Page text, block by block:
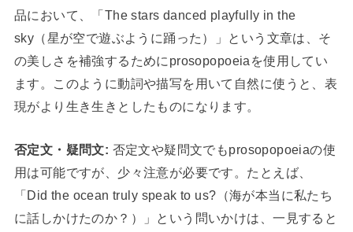
品において、「The stars danced playfully in the
sky（星が空で遊ぶように踊った）」という文章は、そ
の美しさを補強するためにprosopopoeiaを使用してい
ます。このように動詞や描写を用いて自然に使うと、表
現がより生き生きとしたものになります。
否定文・疑問文: 否定文や疑問文でもprosopopoeiaの使
用は可能ですが、少々注意が必要です。たとえば、
「Did the ocean truly speak to us?（海が本当に私たち
に話しかけたのか？）」という問いかけは、一見すると